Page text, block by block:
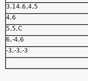
3.14.6,4,5
4,6
5,5,C
6,-4,6
-3,-3,-3